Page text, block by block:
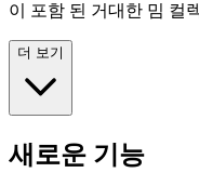
이 포함 된 거대한 밈 컬
더 보기
새로운 기능